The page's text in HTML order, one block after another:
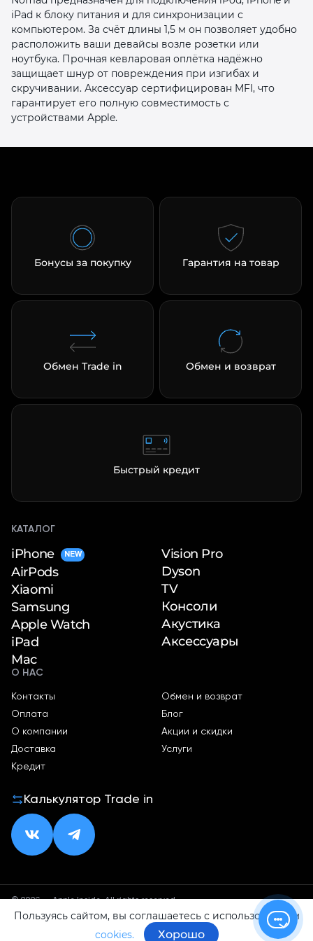
iPad к блоку питания и для синхронизации с
компьютером. За счёт длины 1,5 м он позволяет удобно
расположить ваши девайсы возле розетки или
ноутбука. Прочная кевларовая оплётка надёжно
защищает шнур от повреждения при изгибах и
скручивании. Аксессуар сертифицирован MFI, что
гарантирует его полную совместимость с
устройствами Apple.
Бонусы за покупку Гарантия на товар
Обмен Trade in Обмен и возврат
Быстрый кредит
КАТАЛОГ
iPhone NEW
AirPods
Xiaomi
Samsung
Apple Watch
iPad
Mac
Vision Pro
Dyson
TV
Консоли
Акустика
Аксессуары
О НАС
Контакты
Оплата
О компании
Доставка
Кредит
Обмен и возврат
Блог
Акции и скидки
Услуги
Калькулятор Trade in
© 2026 — Apple Inside. All rights reserved.
Политика конфиденциальностиОферта
Пользуясь сайтом, вы соглашаетесь с использованием
cookies.
Хорошо
раз в 2 недели